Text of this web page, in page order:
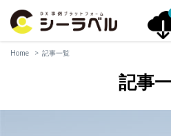
Home 記事一覧
記事